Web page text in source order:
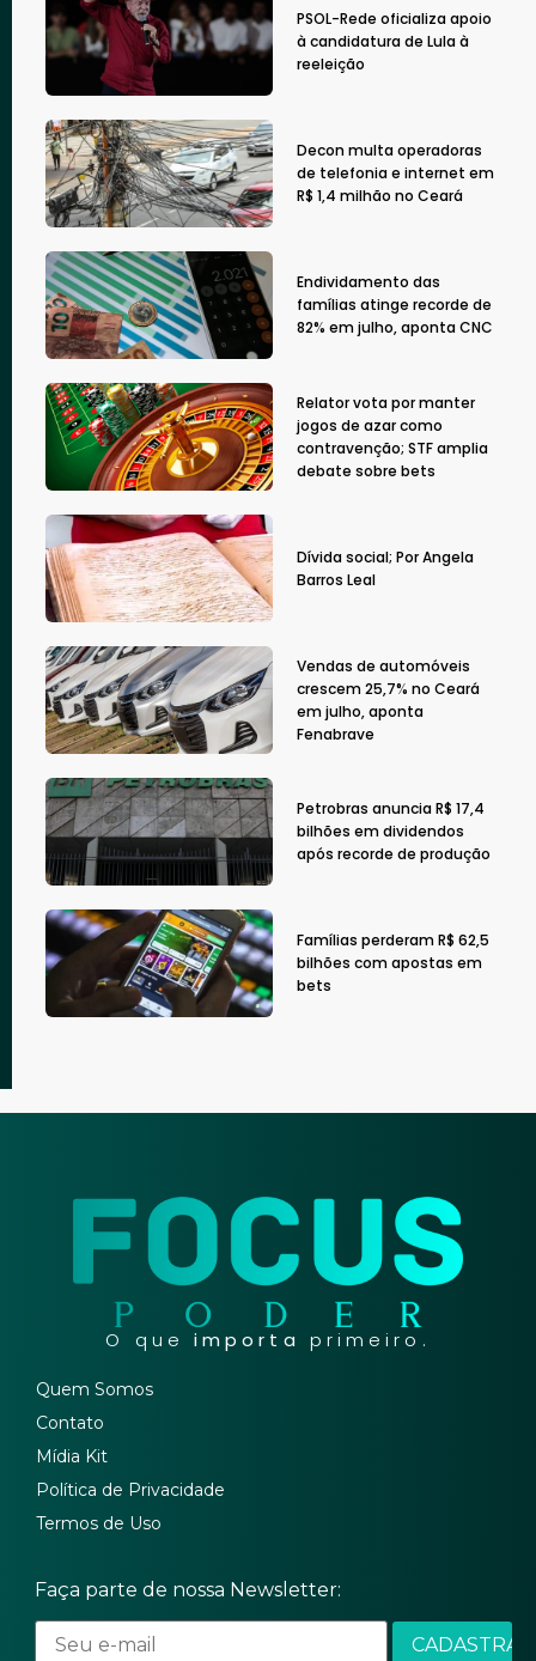
PSOL-Rede oficializa apoio
à candidatura de Lula à
reeleição
Decon multa operadoras
de telefonia e internet em
R$ 1,4 milhão no Ceará
Endividamento das
famílias atinge recorde de
82% em julho, aponta CNC
Relator vota por manter
jogos de azar como
contravenção; STF amplia
debate sobre bets
Dívida social; Por Angela
Barros Leal
Vendas de automóveis
crescem 25,7% no Ceará
em julho, aponta
Fenabrave
Petrobras anuncia R$ 17,4
bilhões em dividendos
após recorde de produção
Famílias perderam R$ 62,5
bilhões com apostas em
bets
O que importa primeiro.
Quem Somos
Contato
Mídia Kit
Política de Privacidade
Termos de Uso
Faça parte de nossa Newsletter: